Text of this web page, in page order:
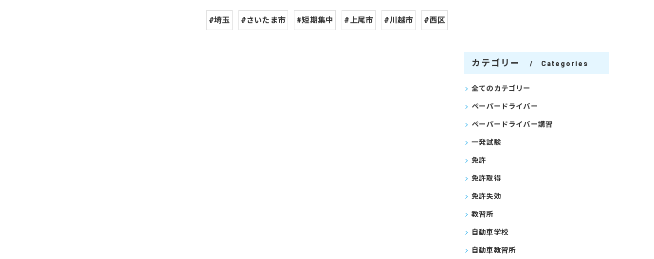
#埼玉 #さいたま市 #短期集中 #上尾市 #川越市 #西区
カテゴリー Categories
全てのカテゴリー
ペーパードライバー
ペーパードライバー講習
一発試験
免許
免許取得
免許失効
教習所
自動車学校
自動車教習所